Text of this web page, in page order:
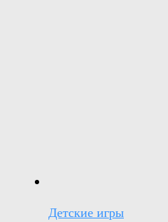
Детские игры